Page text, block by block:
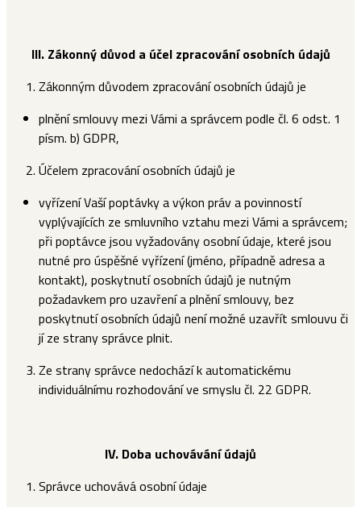
III. Zákonný důvod a účel zpracování osobních údajů
Zákonným důvodem zpracování osobních údajů je
plnění smlouvy mezi Vámi a správcem podle čl. 6 odst. 1
písm. b) GDPR,
Účelem zpracování osobních údajů je
vyřízení Vaší poptávky a výkon práv a povinností
vyplývajících ze smluvního vztahu mezi Vámi a správcem;
při poptávce jsou vyžadovány osobní údaje, které jsou
nutné pro úspěšné vyřízení (jméno, případně adresa a
kontakt), poskytnutí osobních údajů je nutným
požadavkem pro uzavření a plnění smlouvy, bez
poskytnutí osobních údajů není možné uzavřít smlouvu či
jí ze strany správce plnit.
Ze strany správce nedochází k automatickému
individuálnímu rozhodování ve smyslu čl. 22 GDPR.
IV. Doba uchovávání údajů
Správce uchovává osobní údaje